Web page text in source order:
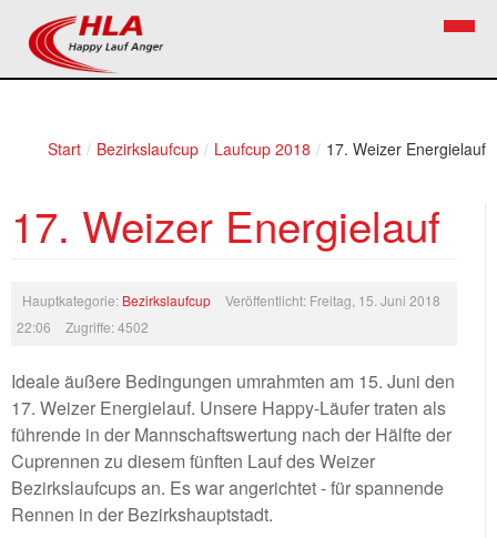
Start / Bezirkslaufcup / Laufcup 2018 / 17. Weizer Energielauf
17. Weizer Energielauf
Hauptkategorie: Bezirkslaufcup
Veröffentlicht: Freitag, 15. Juni 2018
22:06
Zugriffe: 4502
Ideale äußere Bedingungen umrahmten am 15. Juni den
17. Weizer Energielauf. Unsere Happy-Läufer traten als
führende in der Mannschaftswertung nach der Hälfte der
Cuprennen zu diesem fünften Lauf des Weizer
Bezirkslaufcups an. Es war angerichtet - für spannende
Rennen in der Bezirkshauptstadt.
Verein
Kontakt
Bezirkslaufcup
Firekids
Links
Termine